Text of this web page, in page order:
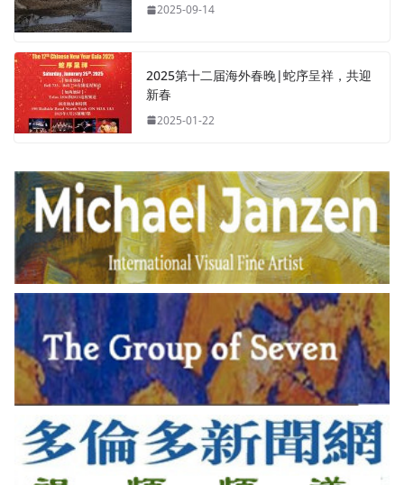
2025-09-14
2025第十二届海外春晚|蛇序呈祥，共迎
新春
2025-01-22